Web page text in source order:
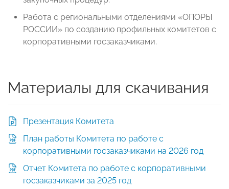
Работа с региональными отделениями «ОПОРЫ
РОССИИ» по созданию профильных комитетов с
корпоративными госзаказчиками.
Материалы для скачивания
Презентация Комитета
План работы Комитета по работе с
корпоративными госзаказчиками на 2026 год
Отчет Комитета по работе с корпоративными
госзаказчиками за 2025 год